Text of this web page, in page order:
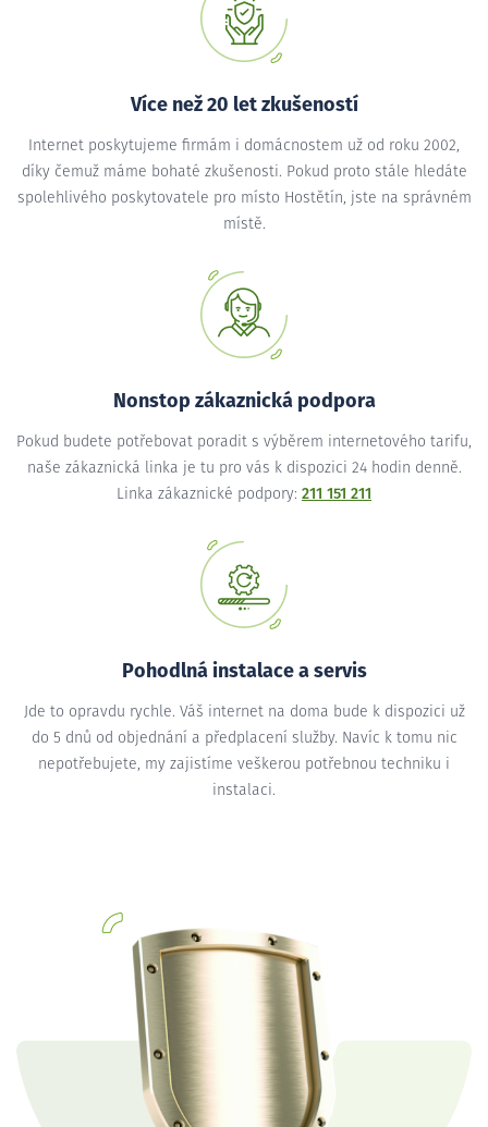
Více než 20 let zkušeností
Internet poskytujeme firmám i domácnostem už od roku 2002,
díky čemuž máme bohaté zkušenosti. Pokud proto stále hledáte
spolehlivého poskytovatele pro místo Hostětín, jste na správném
místě.
Nonstop zákaznická podpora
Pokud budete potřebovat poradit s výběrem internetového tarifu,
naše zákaznická linka je tu pro vás k dispozici 24 hodin denně.
Linka zákaznické podpory: 211 151 211
Pohodlná instalace a servis
Jde to opravdu rychle. Váš internet na doma bude k dispozici už
do 5 dnů od objednání a předplacení služby. Navíc k tomu nic
nepotřebujete, my zajistíme veškerou potřebnou techniku i
instalaci.